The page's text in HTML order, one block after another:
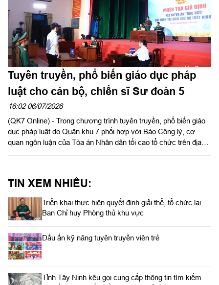
Tuyên truyền, phổ biến giáo dục pháp
luật cho cán bộ, chiến sĩ Sư đoàn 5
16:02 06/07/2026
(QK7 Online) - Trong chương trình tuyên truyền, phổ biến giáo
dục pháp luật do Quân khu 7 phối hợp với Báo Công lý, cơ
quan ngôn luận của Tòa án Nhân dân tối cao tổ chức trên địa
pháp luật. Dự chương trình có đại biểu lãnh đạo Báo Công lý;
thủ trưởng Bộ Chỉ huy Sư đoàn 5; lãnh đạo xã Châu Thành, tỉnh
Tây Ninh và đông đảo cán bộ, chiến sĩ Sư đoàn 5 tham gia.
TIN XEM NHIỀU:
Triển khai thực hiện quyết định giải thể, tổ chức lại
Ban Chỉ huy Phòng thủ khu vực
Dấu ấn kỹ năng tuyên truyền viên trẻ
Tỉnh Tây Ninh kêu gọi cung cấp thông tin tìm kiếm